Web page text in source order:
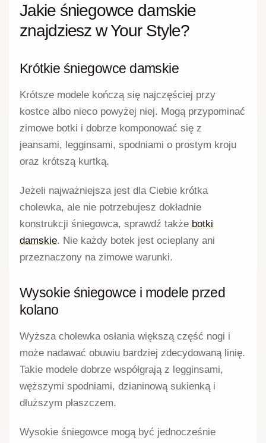
Jakie śniegowce damskie
znajdziesz w Your Style?
Krótkie śniegowce damskie
Krótsze modele kończą się najczęściej przy
kostce albo nieco powyżej niej. Mogą przypominać
zimowe botki i dobrze komponować się z
jeansami, legginsami, spodniami o prostym kroju
oraz krótszą kurtką.
Jeżeli najważniejsza jest dla Ciebie krótka
cholewka, ale nie potrzebujesz dokładnie
konstrukcji śniegowca, sprawdź także botki
damskie . Nie każdy botek jest ocieplany ani
przeznaczony na zimowe warunki.
Wysokie śniegowce i modele przed
kolano
Wyższa cholewka osłania większą część nogi i
może nadawać obuwiu bardziej zdecydowaną linię.
Takie modele dobrze współgrają z legginsami,
węższymi spodniami, dzianinową sukienką i
dłuższym płaszczem.
Wysokie śniegowce mogą być jednocześnie